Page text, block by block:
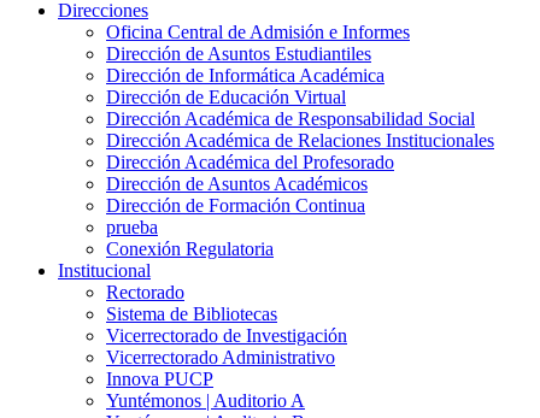
Direcciones
Oficina Central de Admisión e Informes
Dirección de Asuntos Estudiantiles
Dirección de Informática Académica
Dirección de Educación Virtual
Dirección Académica de Responsabilidad Social
Dirección Académica de Relaciones Institucionales
Dirección Académica del Profesorado
Dirección de Asuntos Académicos
Dirección de Formación Continua
prueba
Conexión Regulatoria
Institucional
Rectorado
Sistema de Bibliotecas
Vicerrectorado de Investigación
Vicerrectorado Administrativo
Innova PUCP
Yuntémonos | Auditorio A